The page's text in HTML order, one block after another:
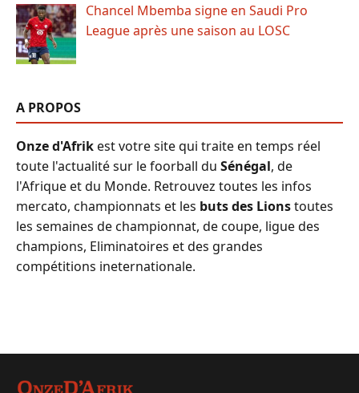
Chancel Mbemba signe en Saudi Pro
League après une saison au LOSC
A PROPOS
Onze d'Afrikest votre site qui traite en temps réel
toute l'actualité sur le foorball du Sénégal, de
l'Afrique et du Monde. Retrouvez toutes les infos
mercato, championnats et les buts des Lionstoutes
les semaines de championnat, de coupe, ligue des
champions, Eliminatoires et des grandes
compétitions ineternationale.